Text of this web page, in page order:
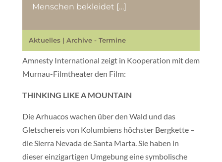
Menschen bekleidet […]
Aktuelles| Archive - Termine
Amnesty International zeigt in Kooperation mit dem
Murnau-Filmtheater den Film:
THINKING LIKE A MOUNTAIN
Die Arhuacos wachen über den Wald und das
Gletschereis von Kolumbiens höchster Bergkette –
die Sierra Nevada de Santa Marta. Sie haben in
dieser einzigartigen Umgebung eine symbolische